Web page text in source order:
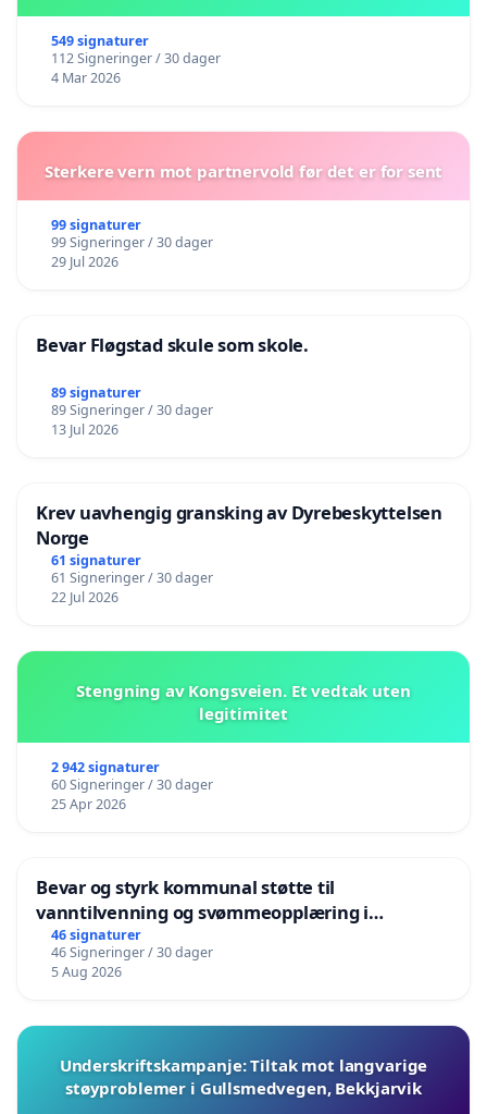
549 signaturer
112 Signeringer / 30 dager
4 Mar 2026
Sterkere vern mot partnervold før det er for sent
99 signaturer
99 Signeringer / 30 dager
29 Jul 2026
Bevar Fløgstad skule som skole.
89 signaturer
89 Signeringer / 30 dager
13 Jul 2026
Krev uavhengig gransking av Dyrebeskyttelsen
Norge
61 signaturer
61 Signeringer / 30 dager
22 Jul 2026
Stengning av Kongsveien. Et vedtak uten
legitimitet
2 942 signaturer
60 Signeringer / 30 dager
25 Apr 2026
Bevar og styrk kommunal støtte til
vanntilvenning og svømmeopplæring i
barnehagene i Haugesund
46 signaturer
46 Signeringer / 30 dager
5 Aug 2026
Underskriftskampanje: Tiltak mot langvarige
støyproblemer i Gullsmedvegen, Bekkjarvik